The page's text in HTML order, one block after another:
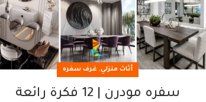
أثاث منزلي, غرف سفره
سفره مودرن | 12 فكرة رائعة